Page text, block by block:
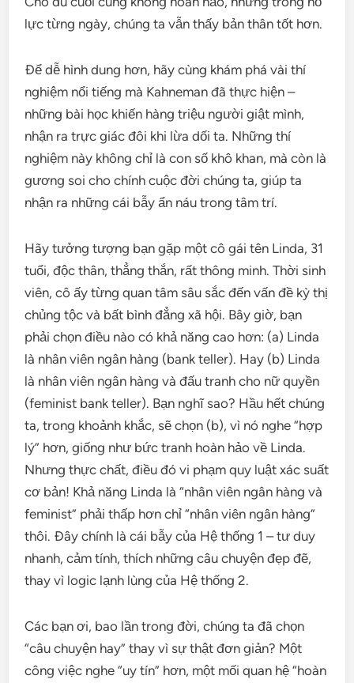
lực từng ngày, chúng ta vẫn thấy bản thân tốt hơn.
Để dễ hình dung hơn, hãy cùng khám phá vài thí
nghiệm nổi tiếng mà Kahneman đã thực hiện –
những bài học khiến hàng triệu người giật mình,
nhận ra trực giác đôi khi lừa dối ta. Những thí
nghiệm này không chỉ là con số khô khan, mà còn là
gương soi cho chính cuộc đời chúng ta, giúp ta
nhận ra những cái bẫy ẩn náu trong tâm trí.
Hãy tưởng tượng bạn gặp một cô gái tên Linda, 31
tuổi, độc thân, thẳng thắn, rất thông minh. Thời sinh
viên, cô ấy từng quan tâm sâu sắc đến vấn đề kỳ thị
chủng tộc và bất bình đẳng xã hội. Bây giờ, bạn
phải chọn điều nào có khả năng cao hơn: (a) Linda
là nhân viên ngân hàng (bank teller). Hay (b) Linda
là nhân viên ngân hàng và đấu tranh cho nữ quyền
(feminist bank teller). Bạn nghĩ sao? Hầu hết chúng
ta, trong khoảnh khắc, sẽ chọn (b), vì nó nghe “hợp
lý” hơn, giống như bức tranh hoàn hảo về Linda.
Nhưng thực chất, điều đó vi phạm quy luật xác suất
cơ bản! Khả năng Linda là “nhân viên ngân hàng và
feminist” phải thấp hơn chỉ “nhân viên ngân hàng”
thôi. Đây chính là cái bẫy của Hệ thống 1 – tư duy
nhanh, cảm tính, thích những câu chuyện đẹp đẽ,
thay vì logic lạnh lùng của Hệ thống 2.
Các bạn ơi, bao lần trong đời, chúng ta đã chọn
“câu chuyện hay” thay vì sự thật đơn giản? Một
công việc nghe “uy tín” hơn, một mối quan hệ “hoàn